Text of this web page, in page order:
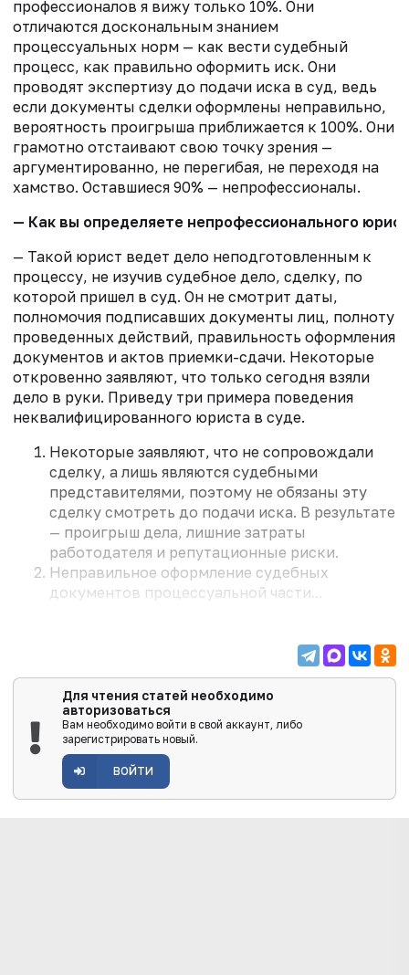
профессионалов я вижу только 10%. Они
отличаются доскональным знанием
процессуальных норм — как вести судебный
процесс, как правильно оформить иск. Они
проводят экспертизу до подачи иска в суд, ведь
если документы сделки оформлены неправильно,
вероятность проигрыша приближается к 100%. Они
грамотно отстаивают свою точку зрения —
аргументированно, не перегибая, не переходя на
хамство. Оставшиеся 90% — непрофессионалы.
— Как вы определяете непрофессионального
— Такой юрист ведет дело неподготовленным к
процессу, не изучив судебное дело, сделку, по
которой пришел в суд. Он не смотрит даты,
полномочия подписавших документы лиц, полноту
проведенных действий, правильность оформления
документов и актов приемки-сдачи. Некоторые
откровенно заявляют, что только сегодня взяли
дело в руки. Приведу три примера поведения
неквалифицированного юриста в суде.
Некоторые заявляют, что не сопровождали
сделку, а лишь являются судебными
представителями, поэтому не обязаны эту
сделку смотреть до подачи иска. В результате
— проигрыш дела, лишние затраты
работодателя и репутационные риски.
Неправильное оформление судебных
документов процессуальной части...
Для чтения статей необходимо
авторизоваться
Вам необходимо войти в свой аккаунт, либо
зарегистрировать новый.
ВОЙТИ